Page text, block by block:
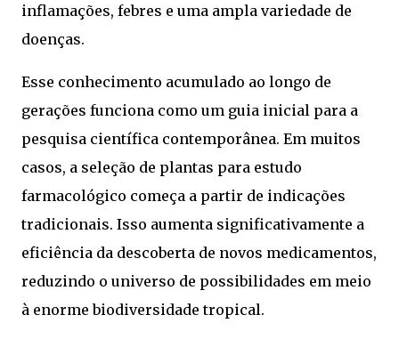
inflamações, febres e uma ampla variedade de
doenças.
Esse conhecimento acumulado ao longo de
gerações funciona como um guia inicial para a
pesquisa científica contemporânea. Em muitos
casos, a seleção de plantas para estudo
farmacológico começa a partir de indicações
tradicionais. Isso aumenta significativamente a
eficiência da descoberta de novos medicamentos,
reduzindo o universo de possibilidades em meio
à enorme biodiversidade tropical.